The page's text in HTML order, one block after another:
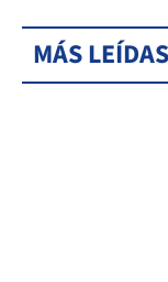
MÁS LEÍDAS